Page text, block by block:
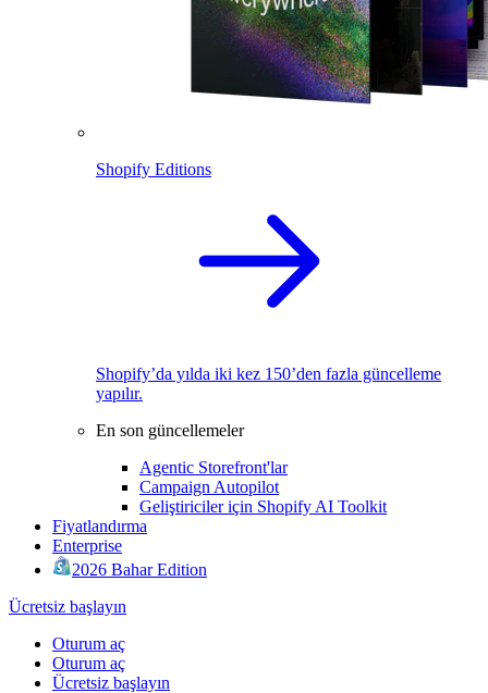
Shopify Editions
Shopify’da yılda iki kez 150’den fazla güncelleme
yapılır.
En son güncellemeler
Agentic Storefront'lar
Campaign Autopilot
Geliştiriciler için Shopify AI Toolkit
Fiyatlandırma
Enterprise
2026 Bahar Edition
Ücretsiz başlayın
Oturum aç
Oturum aç
Ücretsiz başlayın